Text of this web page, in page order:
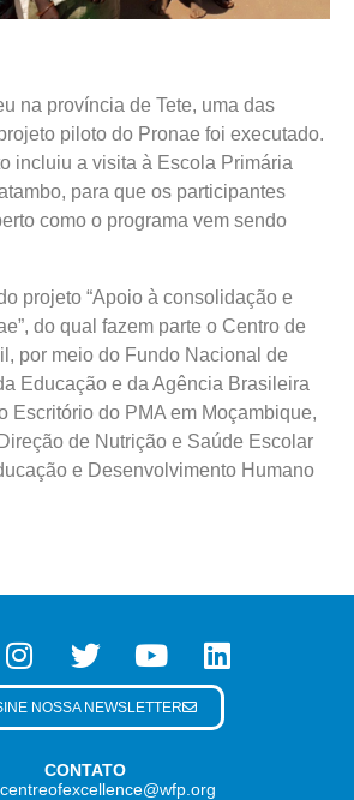
na província de Tete, uma das
piloto do Pronae foi executado.
incluiu a visita à Escola Primária
para que os participantes
como o programa vem sendo
projeto “Apoio à consolidação e
do qual fazem parte o Centro de
por meio do Fundo Nacional de
Educação e da Agência Brasileira
Escritório do PMA em Moçambique,
de Nutrição e Saúde Escolar
e Desenvolvimento Humano
CONTATO
NOSSA NEWSLETTER